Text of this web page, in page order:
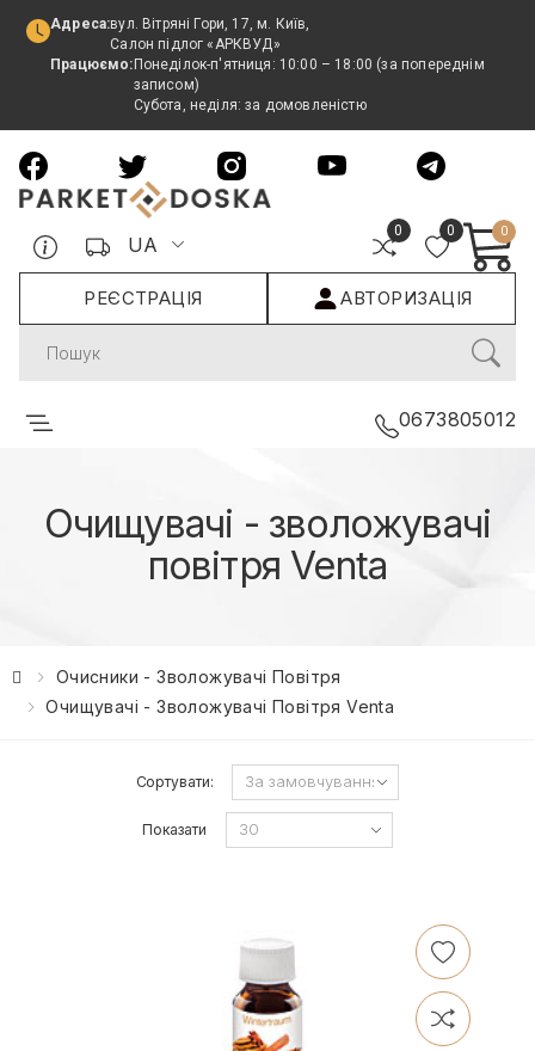
Адреса:вул. Вітряні Гори, 17, м. Київ,
Салон підлог «АРКВУД»
Працюємо: Понеділок-п'ятниця: 10:00 – 18:00 (за попереднім
записом)
Субота, неділя: за домовленістю
UA
0 0 0
РЕЄСТРАЦІЯ АВТОРИЗАЦІЯ
Search
0673805012
Очищувачі - зволожувачі
повітря Venta
Очисники - Зволожувачі Повітря
Очищувачі - Зволожувачі Повітря Venta
Сортувати:
Показати